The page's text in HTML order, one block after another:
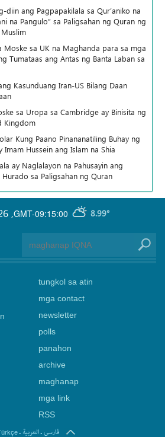
diin ang Pagpapakilala sa Qur’aniko na
na Pangulo” sa Paligsahan ng Quran ng
Moske sa UK na Maghanda para sa mga
Tumataas ang Antas ng Banta Laban sa
Kasunduang Iran-US Bilang Daan
sa Uropa sa Cambridge ay Binisita ng
Kingdom
Kung Paano Pinananatiling Buhay ng
Imam Hussein ang Islam na Shia
ay Naglalayon na Pahusayin ang
sa Paligsahan ng Quran
GMT-09:15:00 8.99°
,
tungkol sa atin
mga contact
newsletter
polls
panahon
archive
maghanap
mga link
RSS
. العربیة.فارسی